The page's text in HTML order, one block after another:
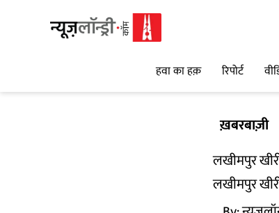
हवा का हक़ रिपोर्ट
ख़बरबाज़ी
लखीमपुर
लखीमपुर